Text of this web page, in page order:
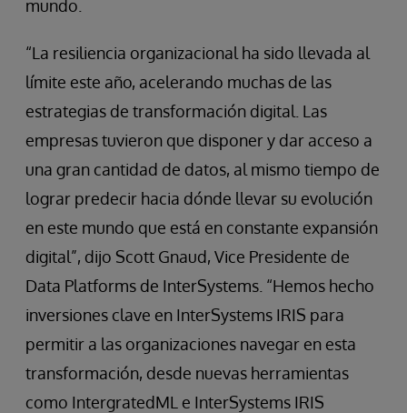
mundo.
“La resiliencia organizacional ha sido llevada al
límite este año, acelerando muchas de las
estrategias de transformación digital. Las
empresas tuvieron que disponer y dar acceso a
una gran cantidad de datos, al mismo tiempo de
lograr predecir hacia dónde llevar su evolución
en este mundo que está en constante expansión
digital”, dijo Scott Gnaud, Vice Presidente de
Data Platforms de InterSystems. “Hemos hecho
inversiones clave en InterSystems IRIS para
permitir a las organizaciones navegar en esta
transformación, desde nuevas herramientas
como IntergratedML e InterSystems IRIS